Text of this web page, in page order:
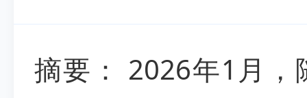
摘要： 2026年1月，